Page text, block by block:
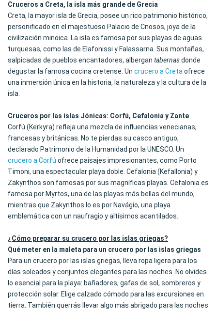
Cruceros a Creta, la isla más grande de Grecia
Creta, la mayor isla de Grecia, posee un rico patrimonio histórico,
personificado en el majestuoso Palacio de Cnosos, joya de la
civilización minoica. La isla es famosa por sus playas de aguas
turquesas, como las de Elafonissi y Falassarna. Sus montañas,
salpicadas de pueblos encantadores, albergan tabernasdonde
degustar la famosa cocina cretense. Un crucero a Cretaofrece
una inmersión única en la historia, la naturaleza y la cultura de la
isla.
Cruceros por las islas Jónicas: Corfú, Cefalonia y Zante
Corfú (Kerkyra) refleja una mezcla de influencias venecianas,
francesas y británicas. No te pierdas su casco antiguo,
declarado Patrimonio de la Humanidad por la UNESCO. Un
crucero a Corfú ofrece paisajes impresionantes, como Porto
Timoni, una espectacular playa doble. Cefalonia (Kefallonia) y
Zakynthos son famosas por sus magníficas playas. Cefalonia es
famosa por Myrtos, una de las playas más bellas del mundo,
mientras que Zakynthos lo es por Navágio, una playa
emblemática con un naufragio y altísimos acantilados.
¿Cómo preparar su crucero por las islas griegas?
Qué meter en la maleta para un crucero por las islas griegas
Para un crucero por las islas griegas, lleva ropa ligera para los
días soleados y conjuntos elegantes para las noches. No olvides
lo esencial para la playa: bañadores, gafas de sol, sombreros y
protección solar. Elige calzado cómodo para las excursiones en
tierra. También querrás llevar algo más abrigado para las noches